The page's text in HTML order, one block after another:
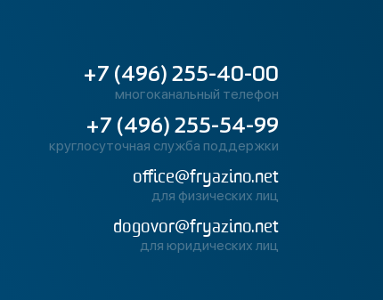
+7 (496) 255-40-00
многоканальный телефон
+7 (496) 255-54-99
круглосуточная служба поддержки
office@fryazino.net
для физических лиц
dogovor@fryazino.net
для юридических лиц